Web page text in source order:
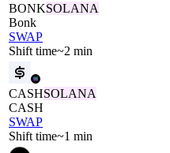
BONKSOLANA
Bonk
SWAP
Shift time~2 min
CASHSOLANA
CASH
SWAP
Shift time~1 min